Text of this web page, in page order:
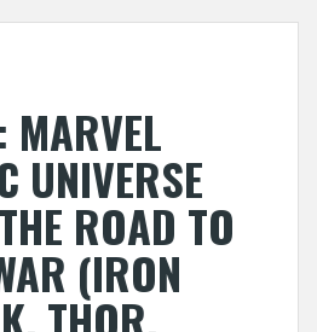
MARVEL
UNIVERSE
ROAD TO
(IRON